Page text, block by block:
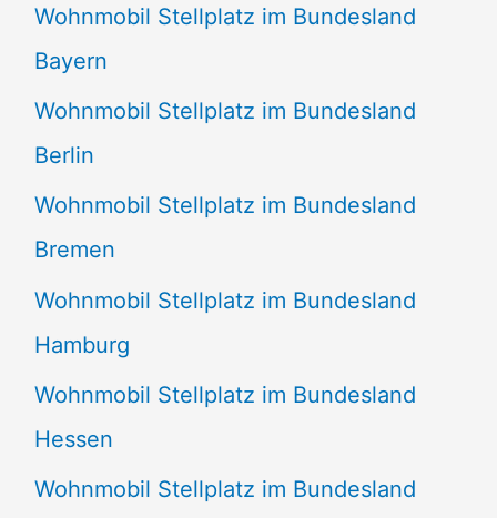
:
Wohnmobil Stellplatz im Bundesland
Bayern
Wohnmobil Stellplatz im Bundesland
Berlin
Wohnmobil Stellplatz im Bundesland
Bremen
Wohnmobil Stellplatz im Bundesland
Hamburg
Wohnmobil Stellplatz im Bundesland
Hessen
Wohnmobil Stellplatz im Bundesland